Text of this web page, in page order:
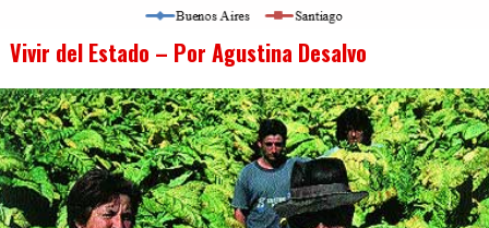
Vivir del Estado – Por Agustina Desalvo